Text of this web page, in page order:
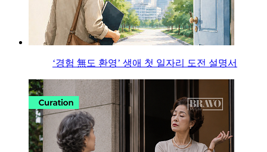
‘경험 無도 환영’ 생애 첫 일자리 도전 설명서